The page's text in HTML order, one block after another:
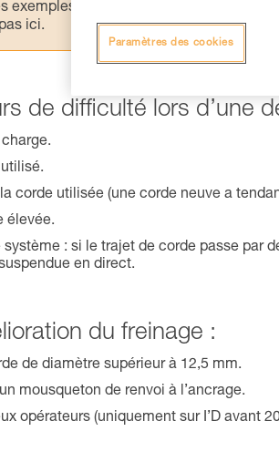
exemples de techniques liées à votre
ici.
de difficulté lors d’une
utilisé.
corde utilisée (une corde neuve a
élevée.
: si le trajet de corde passe par
en direct.
du freinage :
de diamètre supérieur à 12,5 mm.
mousqueton de renvoi à l’ancrage.
opérateurs (uniquement sur I’D avant
Paramètres des cookies